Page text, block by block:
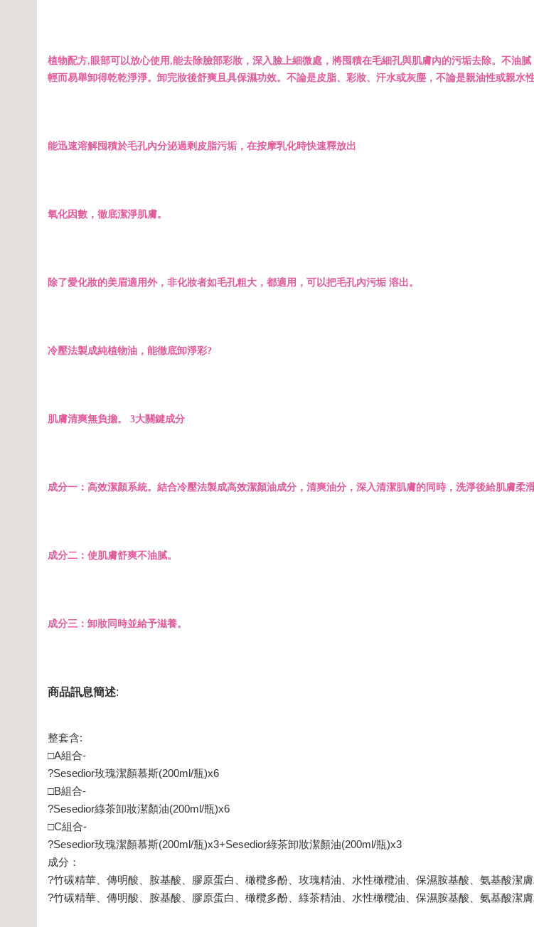
植物配方,眼部可以放心使用,能去除臉部彩妝，深入臉上細微處，將囤積在毛細孔與肌膚內的污垢去除。不油
輕而易舉卸得乾乾淨淨。卸完妝後舒爽且具保濕功效。不論是皮脂、彩妝、汗水或灰塵，不論是親油性或親水
能迅速溶解囤積於毛孔內分泌過剩皮脂污垢，在按摩乳化時快速釋放出
氧化因數，徹底潔淨肌膚。
除了愛化妝的美眉適用外，非化妝者如毛孔粗大，都適用，可以把毛孔內污垢 溶出。
冷壓法製成純植物油，能徹底卸淨彩?
肌膚清爽無負擔。 3大關鍵成分
成分一：高效潔顏系統。結合冷壓法製成高效潔顏油成分，清爽油分，深入清潔肌膚的同時，洗淨後給肌膚柔
成分二：使肌膚舒爽不油膩。
成分三：卸妝同時並給予滋養。
商品訊息簡述:
整套含:
□A組合-
?Sesedior玫瑰潔顏慕斯(200ml/瓶)x6
□B組合-
?Sesedior綠茶卸妝潔顏油(200ml/瓶)x6
□C組合-
?Sesedior玫瑰潔顏慕斯(200ml/瓶)x3+Sesedior綠茶卸妝潔顏油(200ml/瓶)x3
成分：
?竹碳精華、傳明酸、胺基酸、膠原蛋白、橄欖多酚、玫瑰精油、水性橄欖油、保濕胺基酸、氨基酸潔
?竹碳精華、傳明酸、胺基酸、膠原蛋白、橄欖多酚、綠茶精油、水性橄欖油、保濕胺基酸、氨基酸潔